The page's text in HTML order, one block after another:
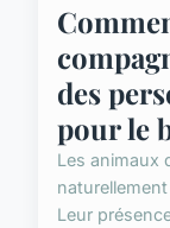
des
pour le
Les animaux
Leur